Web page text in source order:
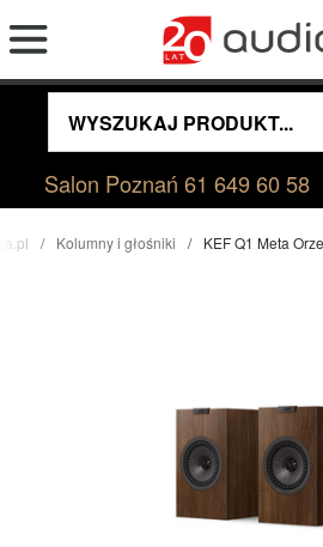
Salon Poznań61 649 60 58
Kolumny i głośniki KEF Q1 Meta